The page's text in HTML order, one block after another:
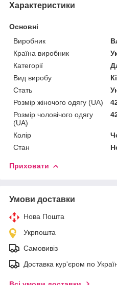
Характеристики
Основні
Виробник
Країна виробник
Категорії
Вид виробу
Стать
Розмір жіночого одягу (UA)
Розмір чоловічого одягу
(UA)
Колір
Стан
Приховати
Умови доставки
Нова Пошта
Укрпошта
Самовивіз
Доставка кур'єром по